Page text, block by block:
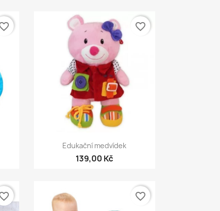
Rychlý náhled
Edukační medvídek
139,00 Kč
favorite_border
favorite_border